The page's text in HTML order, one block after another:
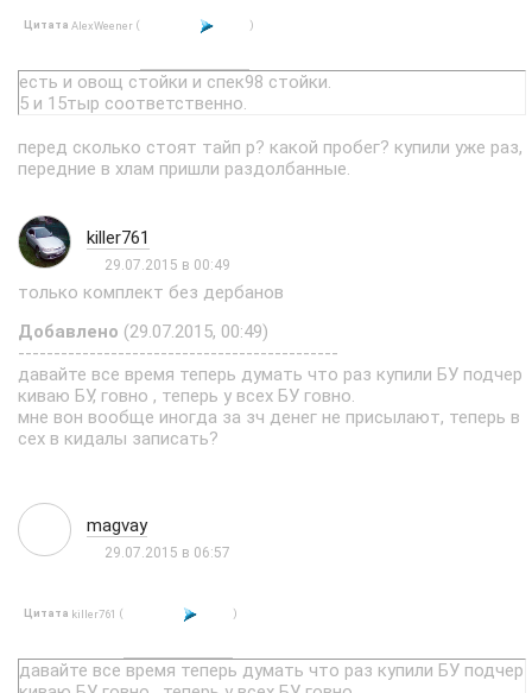
Цитата AlexWeener ( )
есть и овощ стойки и спек98 стойки.
5 и 15тыр соответственно.
перед сколько стоят тайп р? какой пробег? купили уже раз,
передние в хлам пришли раздолбанные.
killer761
29.07.2015 в 00:49
только комплект без дербанов
Добавлено (29.07.2015, 00:49)
---------------------------------------------
давайте все время теперь думать что раз купили БУ подчер
киваю БУ, говно , теперь у всех БУ говно.
мне вон вообще иногда за зч денег не присылают, теперь в
сех в кидалы записать?
magvay
29.07.2015 в 06:57
Цитата killer761 ( )
давайте все время теперь думать что раз купили БУ подчер